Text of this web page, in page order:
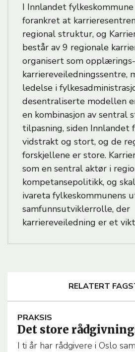
I Innlandet
forankret at
regional struktur, og
består av 9 regionale
organisert som
karriereveiledningssentre,
ledelse i
desentraliserte modellen
en kombinasjon av sentral
tilpasning, siden Innlandet
vidstrakt og stort, og de
forskjellene er store.
som en sentral aktør i
kompetansepolitikk, og
ivareta fylkeskommunens
samfunnsutviklerrolle, der
karriereveiledning er et
RELATERT
A
R
T
PRAKSIS
Det store
I ti år har rådgivere i Oslo